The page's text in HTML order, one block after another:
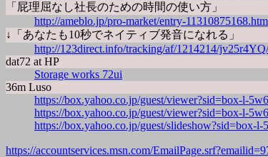
「屁理屈なし社長のための時間の使い方」
http://ameblo.jp/pro-market/entry-
↓「あなたも10秒でネイティブ発音になれる」
http://123direct.info/tracking/af/1214214/jv25r4YQ/
dat72 at HP
Storage works 72ui
36m Luso
https://box.yahoo.co.jp/guest/viewer?sid=box-l-
https://box.yahoo.co.jp/guest/viewer?sid=box-l-
https://box.yahoo.co.jp/guest/slideshow?sid=box-
https://accountservices.msn.com/